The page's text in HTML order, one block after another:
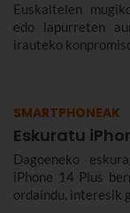
Euskaltelen
edo lapurreten
irauteko
SMARTPHONEAK
Eskuratu
Dagoeneko
iPhone 14 Plus
ordaindu, interesik